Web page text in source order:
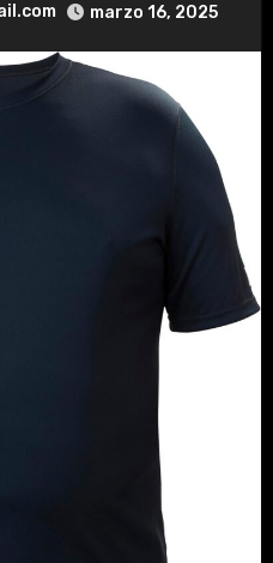
marzo 16, 2025